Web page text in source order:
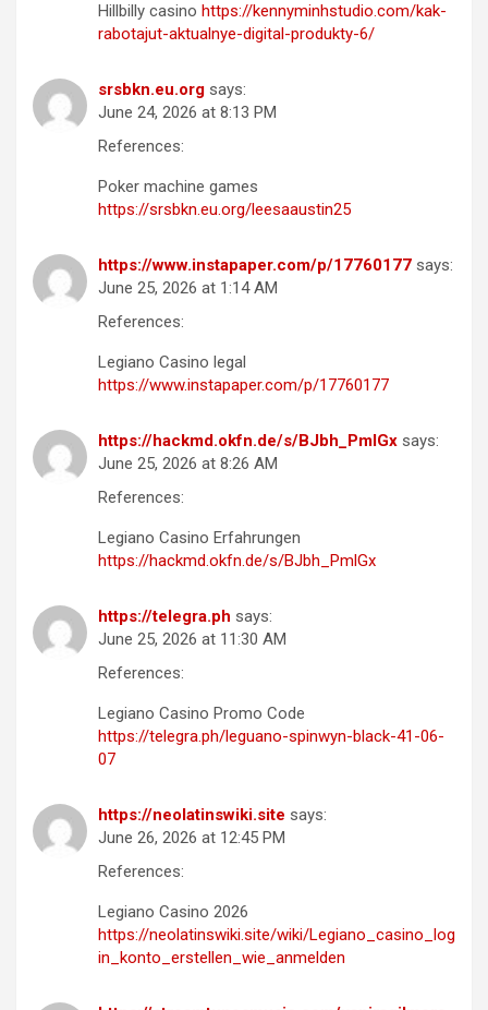
Hillbilly casino https://kennyminhstudio.com/kak-
rabotajut-aktualnye-digital-produkty-6/
srsbkn.eu.org says:
June 24, 2026 at 8:13 PM
References:
Poker machine games
https://srsbkn.eu.org/leesaaustin25
https://www.instapaper.com/p/17760177 says:
June 25, 2026 at 1:14 AM
References:
Legiano Casino legal
https://www.instapaper.com/p/17760177
https://hackmd.okfn.de/s/BJbh_PmlGx says:
June 25, 2026 at 8:26 AM
References:
Legiano Casino Erfahrungen
https://hackmd.okfn.de/s/BJbh_PmlGx
https://telegra.ph says:
June 25, 2026 at 11:30 AM
References:
Legiano Casino Promo Code
https://telegra.ph/leguano-spinwyn-black-41-06-
07
https://neolatinswiki.site says:
June 26, 2026 at 12:45 PM
References:
Legiano Casino 2026
https://neolatinswiki.site/wiki/Legiano_casino_log
in_konto_erstellen_wie_anmelden